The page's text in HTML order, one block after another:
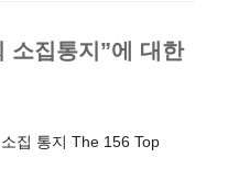
소집통지”에 대한
집 통지 The 156 Top